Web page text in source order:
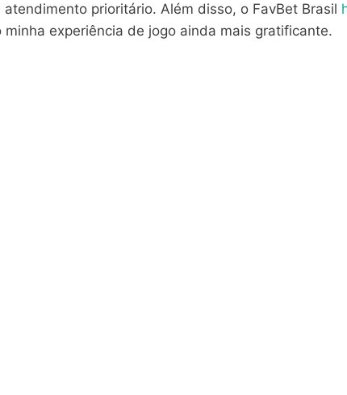
prioritário. Além disso, o FavBet Brasil
experiência de jogo ainda mais gratificante.